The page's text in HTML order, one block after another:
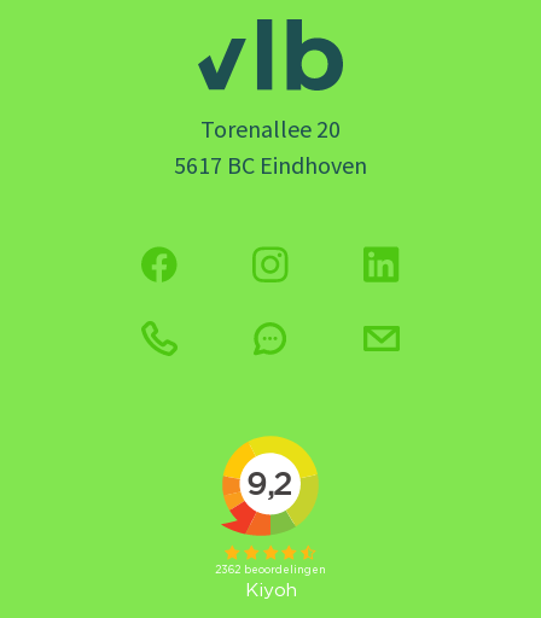
Torenallee 20
5617 BC Eindhoven